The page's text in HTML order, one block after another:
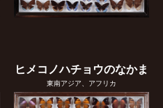
ヒメコノハチョウのなかま
東南アジア、アフリカ